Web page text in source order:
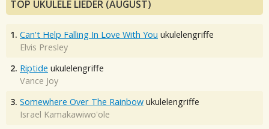
TOP UKULELE LIEDER (AUGUST)
1. Can't Help Falling In Love With You ukulelengriffe
Elvis Presley
2. Riptide ukulelengriffe
Vance Joy
3. Somewhere Over The Rainbow ukulelengriffe
Israel Kamakawiwo'ole